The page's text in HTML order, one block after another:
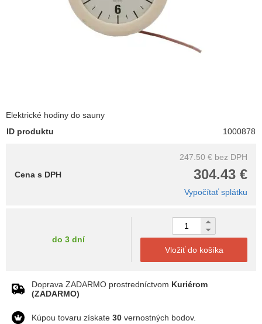
Elektrické hodiny do sauny
ID produktu
1000878
247.50 € bez DPH
304.43 €
Cena s DPH
Vypočítať splátku
do 3 dní
Vložiť do košíka
Doprava ZADARMO prostredníctvom Kuriérom
(ZADARMO)
Kúpou tovaru získate 30 vernostných bodov.